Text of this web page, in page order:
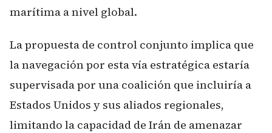
marítima a nivel global.
La propuesta de control conjunto implica que
la navegación por esta vía estratégica estaría
supervisada por una coalición que incluiría a
Estados Unidos y sus aliados regionales,
limitando la capacidad de Irán de amenazar